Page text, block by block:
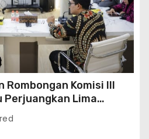
Rombongan Komisi III
Perjuangkan Lima